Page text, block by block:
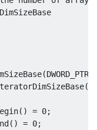
(DWORD_PTR
()
() = 0;
() = 0;